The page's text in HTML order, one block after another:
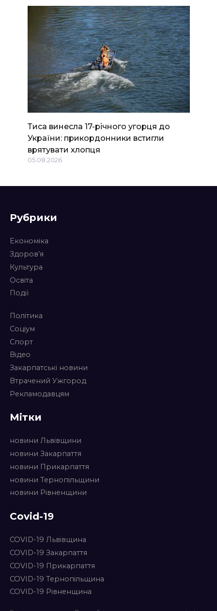
Тиса винесла 17-річного угорця до
України: прикордонники встигли
врятувати хлопця
05.08.2026
Рубрики
Економіка
Здоров’я
Культура
Освіта
Події
Політика
Соціум
Спорт
Відео
Закарпатські новини
Втрачений Ужгород
Рекламодавцям
Мітки
новини Львівщини
новини Закарпаття
новини Прикарпаття
новини Тернопільщини
новини Рівненщини
Covid-19
COVID-19 Львівщина
COVID-19 Закарпаття
COVID-19 Прикарпаття
COVID-19 Тернопільщина
COVID-19 Рівненщина